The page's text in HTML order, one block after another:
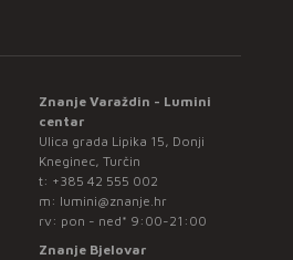
Znanje Varaždin - Lumini
centar
Ulica grada Lipika 15, Donji
Kneginec, Turčin
t: +385 42 555 002
m: lumini@znanje.hr
rv: pon - ned* 9:00-21:00
Znanje Bjelovar